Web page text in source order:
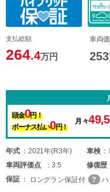
支払総額
264.4万円
車両
253
頭金0円！
ボーナス払い0円！
月々
年式 2021年(R3年) 車検
車両評価点 3.5 修復歴
保証
ロングラン保証付 ハ